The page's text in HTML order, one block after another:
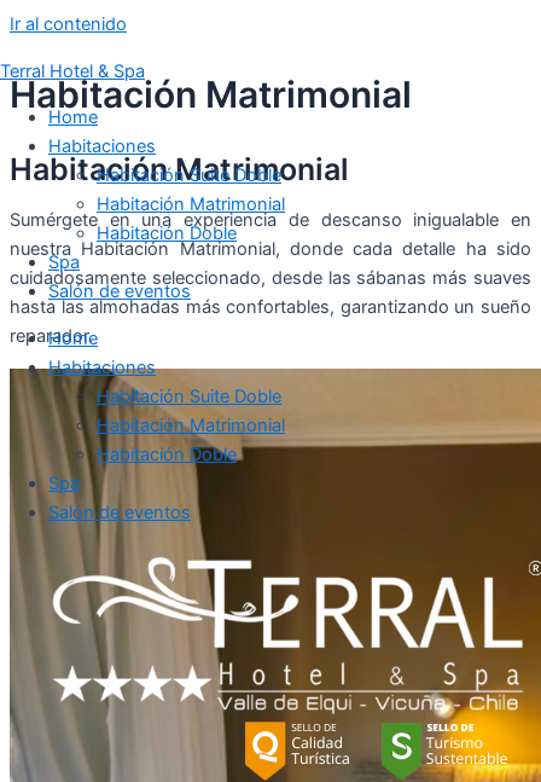
Ir al contenido
Terral Hotel & Spa
Home
Habitaciones
Habitación Suite Doble
Habitación Matrimonial
Habitación Doble
Spa
Salón de eventos
Home
Habitaciones
Habitación Suite Doble
Habitación Matrimonial
Habitación Doble
Spa
Salón de eventos
Habitación Matrimonial
Habitación Matrimonial
Sumérgete en una experiencia de descanso inigualable en
nuestra Habitación Matrimonial, donde cada detalle ha sido
cuidadosamente seleccionado, desde las sábanas más suaves
hasta las almohadas más confortables, garantizando un sueño
reparador.